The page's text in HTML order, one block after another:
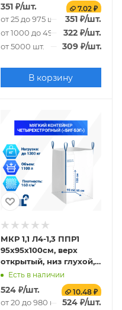
351₽/шт. 7.02 ₽
от 25 до 975 шт. 351 ₽/шт.
от 1000 до 4975 шт.
322 ₽/шт.
от 5000 шт. 309₽/шт.
В корзину
МКР 1,1 Л4-1,3 ППР1
95х95х100см, верх
открытый, низ глухой,
160г/м2
Есть в наличии
524₽/шт. 10.48 ₽
от 20 до 980 шт. 524 ₽/шт.